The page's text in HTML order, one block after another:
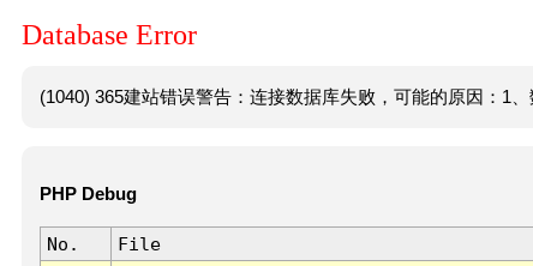
Database Error
(1040) 365建站错误警告：连接数据库失败，可能的原因：1
PHP Debug
No. File